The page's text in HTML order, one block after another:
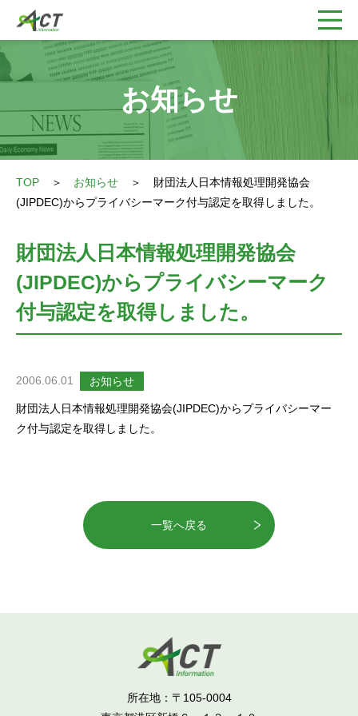
お知らせ
TOP ＞ お知らせ ＞
財団法人日本情報処理開発協会
(JIPDEC)からプライバシーマーク付与認定を取得しました。
財団法人日本情報処理開発協会
(JIPDEC)からプライバシーマーク
付与認定を取得しました。
2006.06.01 お知らせ
財団法人日本情報処理開発協会(JIPDEC)からプライバシーマー
ク付与認定を取得しました。
一覧へ戻る
所在地：〒105-0004